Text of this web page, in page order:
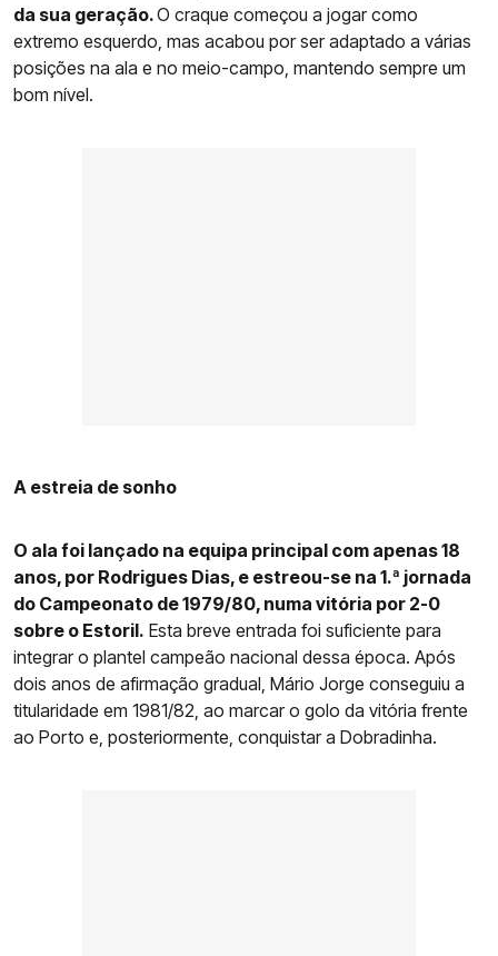
da sua geração.O craque começou a jogar como
extremo esquerdo, mas acabou por ser adaptado a várias
posições na ala e no meio-campo, mantendo sempre um
bom nível.
A estreia de sonho
O ala foi lançado na equipa principal com apenas 18
anos, por Rodrigues Dias, e estreou-se na 1.ª jornada
do Campeonato de 1979/80, numa vitória por 2-0
sobre o Estoril. Esta breve entrada foi suficiente para
integrar o plantel campeão nacional dessa época. Após
dois anos de afirmação gradual, Mário Jorge conseguiu a
titularidade em 1981/82, ao marcar o golo da vitória frente
ao Porto e, posteriormente, conquistar a Dobradinha.